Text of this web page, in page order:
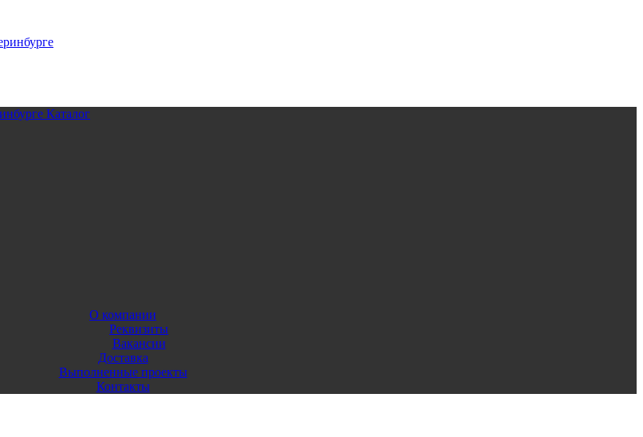
Каталог
О компании
Реквизиты
Вакансии
Доставка
Выполненные проекты
Контакты